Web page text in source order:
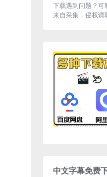
下载遇到问题？可
来自采集，侵权请
中文字幕免费下